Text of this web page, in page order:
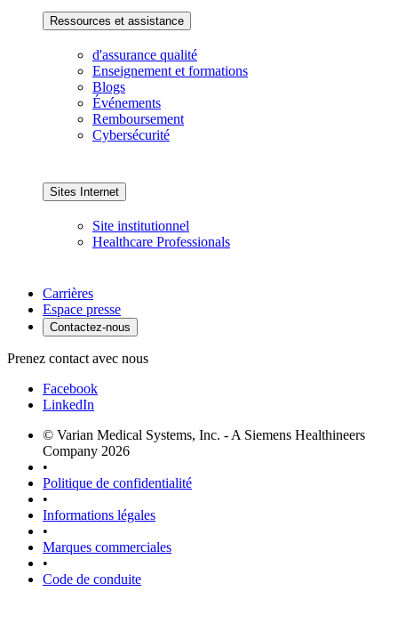
Ressources et assistance
d'assurance qualité
Enseignement et formations
Blogs
Événements
Remboursement
Cybersécurité
Sites Internet
Site institutionnel
Healthcare Professionals
Carrières
Espace presse
Contactez-nous
Prenez contact avec nous
Facebook
LinkedIn
© Varian Medical Systems, Inc. - A Siemens Healthineers
Company 2026
•
Politique de confidentialité
•
Informations légales
•
Marques commerciales
•
Code de conduite